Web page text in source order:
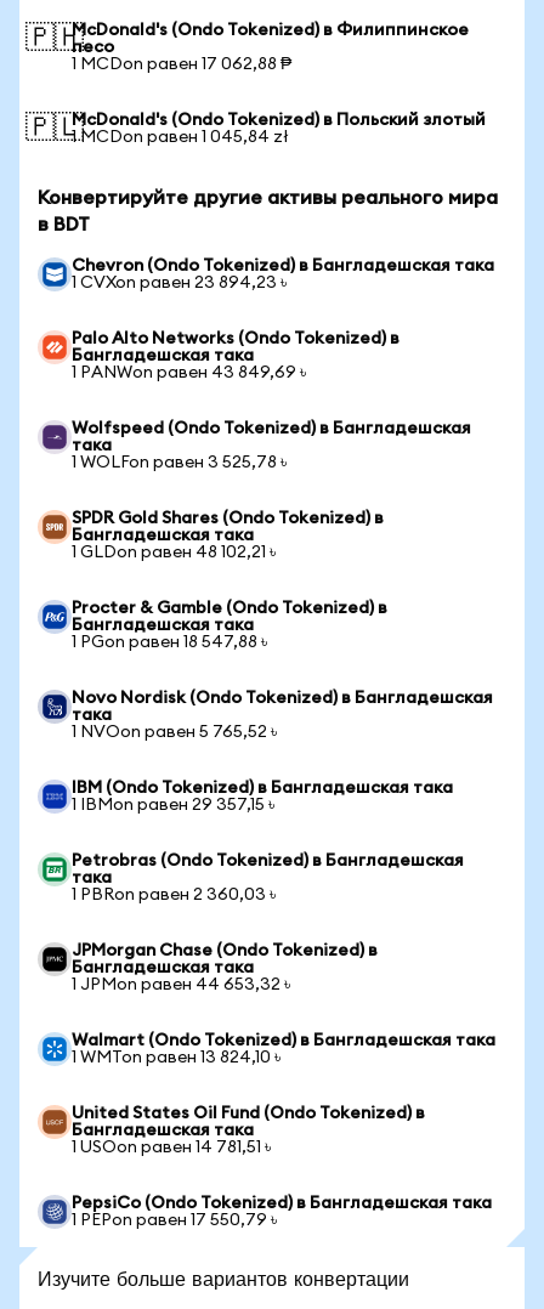
🇵🇭McDonald's (Ondo Tokenized) в Филиппинское
песо
1 MCDon равен 17 062,88 ₱
🇵🇱McDonald's (Ondo Tokenized) в Польский злотый
1 MCDon равен 1 045,84 zł
Конвертируйте другие активы реального мира
в BDT
Chevron (Ondo Tokenized) в Бангладешская така
1 CVXon равен 23 894,23 ৳
Palo Alto Networks (Ondo Tokenized) в
Бангладешская така
1 PANWon равен 43 849,69 ৳
Wolfspeed (Ondo Tokenized) в Бангладешская
така
1 WOLFon равен 3 525,78 ৳
SPDR Gold Shares (Ondo Tokenized) в
Бангладешская така
1 GLDon равен 48 102,21 ৳
Procter & Gamble (Ondo Tokenized) в
Бангладешская така
1 PGon равен 18 547,88 ৳
Novo Nordisk (Ondo Tokenized) в Бангладешская
така
1 NVOon равен 5 765,52 ৳
IBM (Ondo Tokenized) в Бангладешская така
1 IBMon равен 29 357,15 ৳
Petrobras (Ondo Tokenized) в Бангладешская
така
1 PBRon равен 2 360,03 ৳
JPMorgan Chase (Ondo Tokenized) в
Бангладешская така
1 JPMon равен 44 653,32 ৳
Walmart (Ondo Tokenized) в Бангладешская така
1 WMTon равен 13 824,10 ৳
United States Oil Fund (Ondo Tokenized) в
Бангладешская така
1 USOon равен 14 781,51 ৳
PepsiCo (Ondo Tokenized) в Бангладешская така
1 PEPon равен 17 550,79 ৳
Изучите больше вариантов конвертации